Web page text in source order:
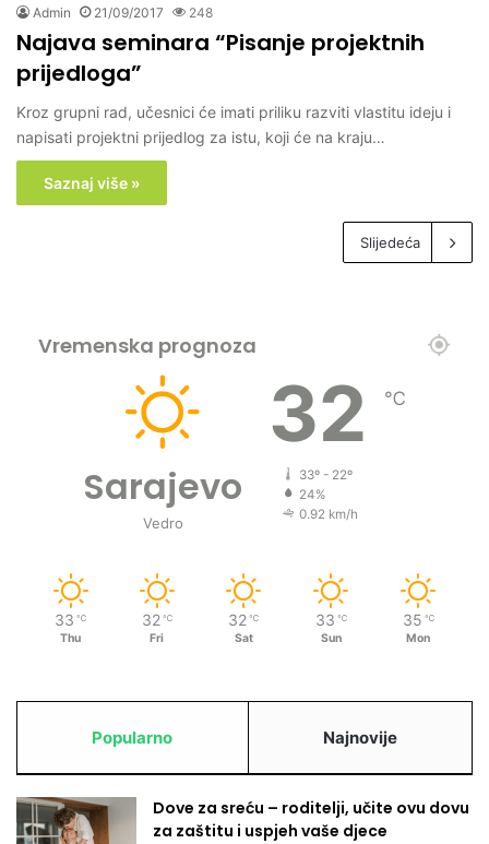
Admin 21/09/2017 248
Najava seminara “Pisanje projektnih
prijedloga”
Kroz grupni rad, učesnici će imati priliku razviti vlastitu ideju i
napisati projektni prijedlog za istu, koji će na kraju…
Saznaj više »
Slijedeća
Vremenska prognoza
Sarajevo
Vedro
32 ℃
33º - 22º
24%
0.92 km/h
33 ℃
Thu
32 ℃
Fri
32 ℃
Sat
33 ℃
Sun
35 ℃
Mon
Popularno Najnovije
Dove za sreću – roditelji, učite ovu dovu
za zaštitu i uspjeh vaše djece